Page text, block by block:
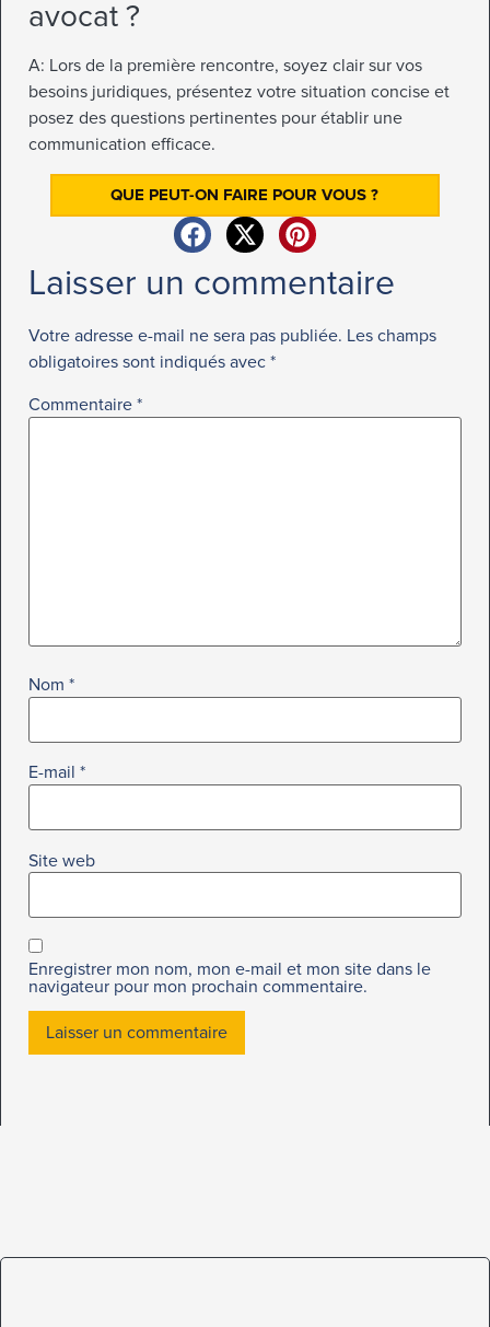
avocat ?
A: Lors de la première rencontre, soyez clair sur vos
besoins juridiques, présentez votre situation concise et
posez des questions pertinentes pour établir une
communication efficace.
QUE PEUT-ON FAIRE POUR VOUS ?
Laisser un commentaire
Votre adresse e-mail ne sera pas publiée. Les champs
obligatoires sont indiqués avec *
Commentaire *
Nom *
E-mail *
Site web
Enregistrer mon nom, mon e-mail et mon site dans le
navigateur pour mon prochain commentaire.